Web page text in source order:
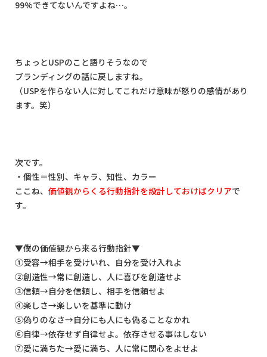
99%できてないんですよね…。
ちょっとUSPのこと語りそうなので
ブランディングの話に戻しますね。
（USPを作らない人に対してこれだけ意味が怒りの感情があり
ます。笑）
次です。
・個性＝性別、キャラ、知性、カラー
ここね、 価値観からくる行動指針を設計しておけばクリアで
す。
▼僕の価値観から来る行動指針▼
①受容→相手を受けいれ、自分を受け入れよ
②創造性→常に創造し、人に喜びを創造せよ
③信頼→自分を信頼し、相手を信頼せよ
④楽しさ→楽しいを基準に動け
⑤偽りのなさ→自分にも人にも偽ることなかれ
⑥自律→依存せず自律せよ。依存させる事はしない
⑦愛に満ちた→愛に満ち、人に常に関心をよせよ